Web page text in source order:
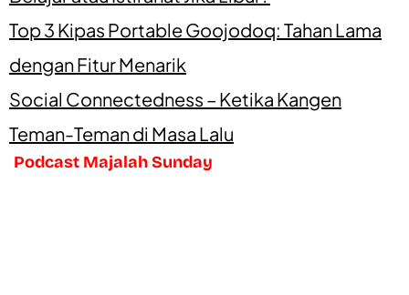
Top 3 Kipas Portable Goojodoq: Tahan Lama
dengan Fitur Menarik
Social Connectedness – Ketika Kangen
Teman-Teman di Masa Lalu
Podcast Majalah Sunday